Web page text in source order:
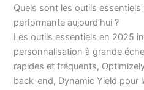
Quels sont les outils essentiels
performante aujourd’hui ?
Les outils essentiels en 2025
personnalisation à grande
rapides et fréquents,
back-end, Dynamic Yield pour